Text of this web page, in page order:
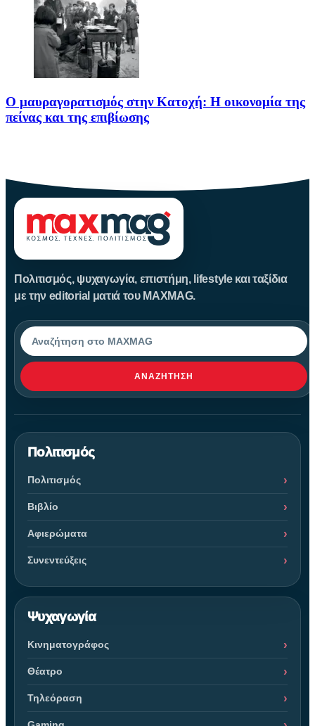
Ο μαυραγορατισμός στην Κατοχή: Η οικονομία της
πείνας και της επιβίωσης
Πολιτισμός, ψυχαγωγία, επιστήμη, lifestyle και ταξίδια
με την editorial ματιά του MAXMAG.
Αναζήτηση
ΑΝΑΖΉΤΗΣΗ
Πολιτισμός
Πολιτισμός
Βιβλίο
Αφιερώματα
Συνεντεύξεις
Ψυχαγωγία
Κινηματογράφος
Θέατρο
Τηλεόραση